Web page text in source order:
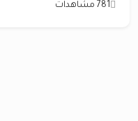
781 مشاهدات